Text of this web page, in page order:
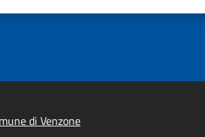
di Venzone